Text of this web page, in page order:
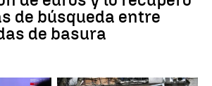
de búsqueda entre
de basura